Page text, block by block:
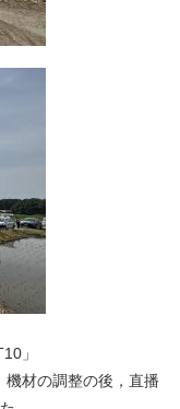
」
材の調整の後，直播